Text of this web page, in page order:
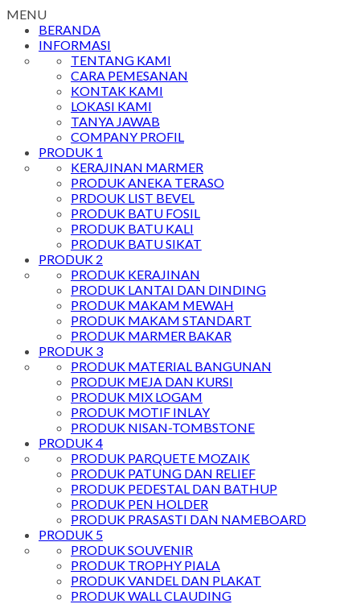
MENU
BERANDA
INFORMASI
TENTANG KAMI
CARA PEMESANAN
KONTAK KAMI
LOKASI KAMI
TANYA JAWAB
COMPANY PROFIL
PRODUK 1
KERAJINAN MARMER
PRODUK ANEKA TERASO
PRDOUK LIST BEVEL
PRODUK BATU FOSIL
PRODUK BATU KALI
PRODUK BATU SIKAT
PRODUK 2
PRODUK KERAJINAN
PRODUK LANTAI DAN DINDING
PRODUK MAKAM MEWAH
PRODUK MAKAM STANDART
PRODUK MARMER BAKAR
PRODUK 3
PRODUK MATERIAL BANGUNAN
PRODUK MEJA DAN KURSI
PRODUK MIX LOGAM
PRODUK MOTIF INLAY
PRODUK NISAN-TOMBSTONE
PRODUK 4
PRODUK PARQUETE MOZAIK
PRODUK PATUNG DAN RELIEF
PRODUK PEDESTAL DAN BATHUP
PRODUK PEN HOLDER
PRODUK PRASASTI DAN NAMEBOARD
PRODUK 5
PRODUK SOUVENIR
PRODUK TROPHY PIALA
PRODUK VANDEL DAN PLAKAT
PRODUK WALL CLAUDING